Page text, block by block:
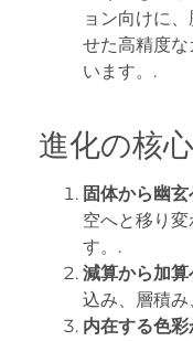
ョン向けに
せた高精度
います。.
進化の核
固体から幽玄
空へと移り
す。.
減算から加算
込み、層積
内在する色